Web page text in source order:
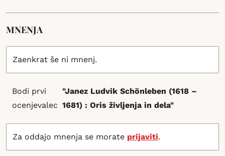
MNENJA
Zaenkrat še ni mnenj.
Bodi prvi
ocenjevalec
"Janez Ludvik Schönleben (1618 –
1681) : Oris življenja in dela"
Za oddajo mnenja se morate prijaviti.